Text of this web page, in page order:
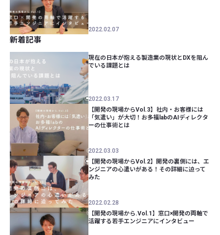
2022.02.07
新着記事
現在の日本が抱える製造業の現状とDXを阻ん
でいる課題とは
2022.03.17
【開発の現場からVol.3】社内・お客様には
「気遣い」が大切！お多福labのAIディレクタ
ーの仕事術とは
2022.03.03
【開発の現場からVol.2】開発の裏側には、エ
ンジニアの心遣いがある！その詳細に迫って
みた
2022.02.28
【開発の現場から.Vol.1】窓口×開発の両軸で
活躍する若手エンジニアにインタビュー